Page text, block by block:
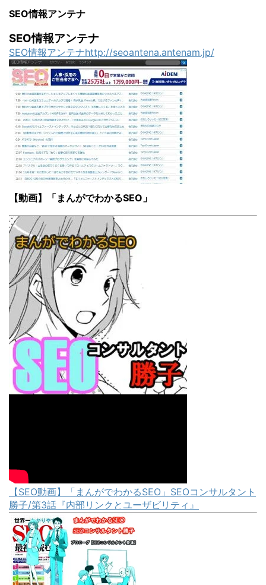
SEO情報アンテナ
SEO情報アンテナ
SEO情報アンテナhttp://seoantena.antenam.jp/
【動画】「まんがでわかるSEO」
【SEO動画】「まんがでわかるSEO」SEOコンサルタント
勝子/第3話『内部リンクとユーザビリティ』